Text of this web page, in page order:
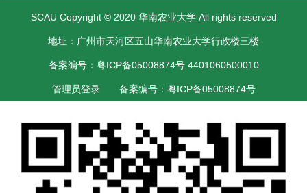
SCAU Copyright © 2020 华南农业大学 All rights reserved
地址：广州市天河区五山华南农业大学行政楼三楼
备案编号：粤ICP备05008874号 4401060500010
管理员登录 备案编号：粤ICP备05008874号